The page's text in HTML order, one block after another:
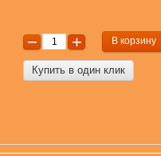
В корзину
Купить в один клик